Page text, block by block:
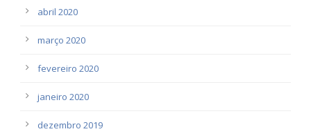
abril 2020
março 2020
fevereiro 2020
janeiro 2020
dezembro 2019